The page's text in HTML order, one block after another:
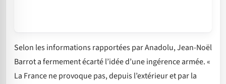
Selon les informations rapportées par Anadolu, Jean-Noël
Barrot a fermement écarté l’idée d’une ingérence armée. «
La France ne provoque pas, depuis l’extérieur et par la